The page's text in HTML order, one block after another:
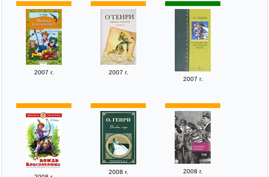
2007 г.
2007 г.
2007 г.
2008 г. 2008 г.